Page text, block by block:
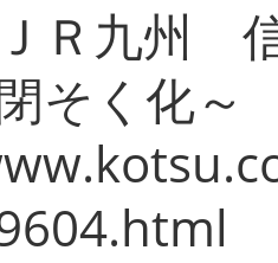
Ｒ九州 信
そく化～